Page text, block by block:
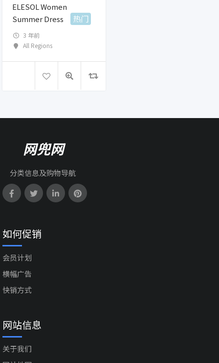
ELESOL Women
Summer Dress
热门
3 年前
All Regions
网兜网
分类信息及购物导航
如何促销
会员计划
横幅广告
快销方式
网站信息
关于我们